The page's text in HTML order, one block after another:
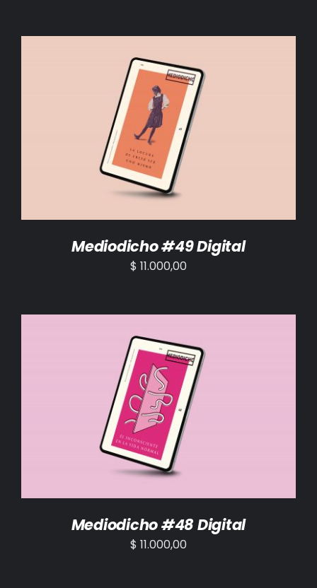
AÑADIR AL CARRITO /
Mediodicho #49 Digital
$ 11.000,00
AÑADIR AL CARRITO /
Mediodicho #48 Digital
$ 11.000,00